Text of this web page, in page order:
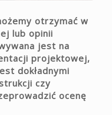
otrzymać w
lub opinii
jest na
projektowej,
dokładnymi
czy
ocenę